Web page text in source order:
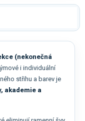
(nekonečná
i individuální
střihu a barev je
akademie a